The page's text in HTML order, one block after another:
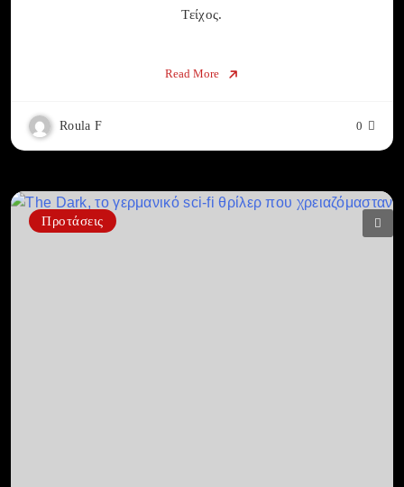
Τείχος.
Read More
Roula F 0
Προτάσεις